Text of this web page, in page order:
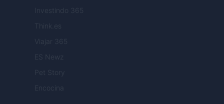
Investindo 365
Think.es
Viajar 365
ES Newz
Pet Story
Encocina